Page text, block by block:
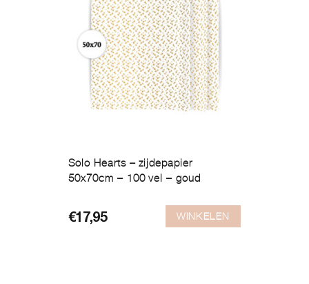
Solo Hearts – zijdepapier
50x70cm – 100 vel – goud
€17,95 WINKELEN